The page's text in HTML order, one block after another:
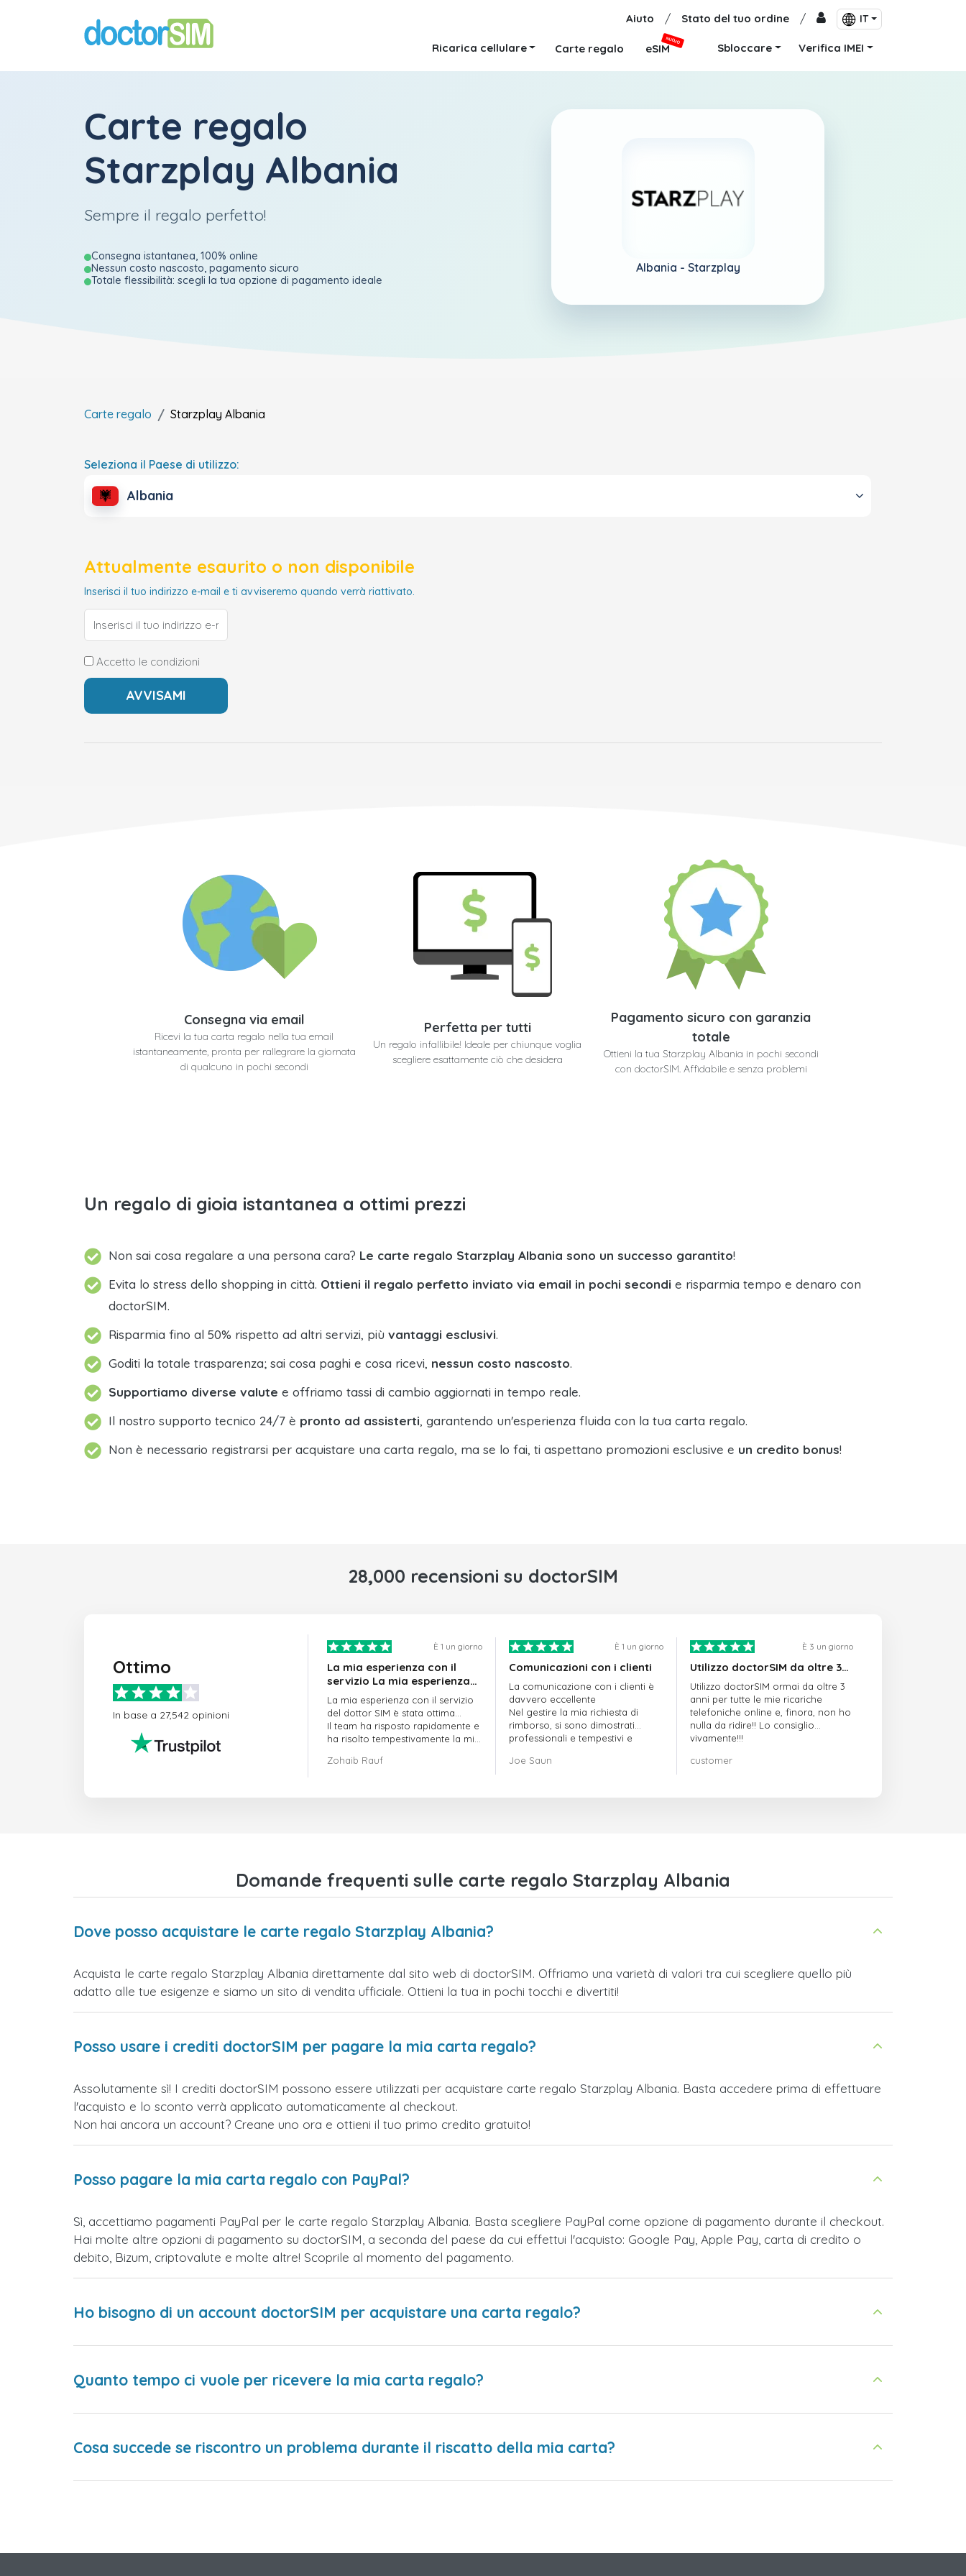
Aiuto / Stato del tuo ordine / IT
Ricarica cellulare Carte regalo eSIM
NUOVO
Sbloccare Verifica IMEI
Carte regalo
Starzplay Albania
Sempre il regalo perfetto!
Consegna istantanea, 100% online
Nessun costo nascosto, pagamento sicuro
Totale flessibilità: scegli la tua opzione di pagamento ideale
Albania - Starzplay
Carte regalo Starzplay Albania
Seleziona il Paese di utilizzo:
Albania
Attualmente esaurito o non disponibile
Inserisci il tuo indirizzo e-mail e ti avviseremo quando verrà riattivato.
Accetto le condizioni
Consegna via email
Ricevi la tua carta regalo nella tua email
istantaneamente, pronta per rallegrare la giornata
di qualcuno in pochi secondi
Perfetta per tutti
Un regalo infallibile! Ideale per chiunque voglia
scegliere esattamente ciò che desidera
Pagamento sicuro con garanzia
totale
Ottieni la tua Starzplay Albania in pochi secondi
con doctorSIM. Affidabile e senza problemi
Un regalo di gioia istantanea a ottimi prezzi
Non sai cosa regalare a una persona cara? Le carte regalo Starzplay Albania sono un successo garantito!
Evita lo stress dello shopping in città. Ottieni il regalo perfetto inviato via email in pochi secondi e risparmia tempo e denaro con
doctorSIM.
Risparmia fino al 50% rispetto ad altri servizi, più vantaggi esclusivi.
Goditi la totale trasparenza; sai cosa paghi e cosa ricevi, nessun costo nascosto.
Supportiamo diverse valute e offriamo tassi di cambio aggiornati in tempo reale.
Il nostro supporto tecnico 24/7 è pronto ad assisterti, garantendo un'esperienza fluida con la tua carta regalo.
Non è necessario registrarsi per acquistare una carta regalo, ma se lo fai, ti aspettano promozioni esclusive e un credito bonus!
28,000 recensioni su doctorSIM
Ottimo
In base a 27,542 opinioni
È 1 un giorno
La mia esperienza con il
servizio La mia esperienza
con il servizio offerto da
doctorSIM è stata ottima.
La mia esperienza con il servizio
del dottor SIM è stata ottima...
Il team ha risposto rapidamente e
ha risolto tempestivamente la mia
Nel complesso, sono davvero
Zohaib Rauf
È 1 un giorno
Comunicazioni con i clienti
La comunicazione con i clienti è
davvero eccellente
Nel gestire la mia richiesta di
rimborso, si sono dimostrati
professionali e tempestivi e
Joe Saun
È 3 un giorno
Utilizzo doctorSIM da oltre 3…
Utilizzo doctorSIM ormai da oltre 3
anni per tutte le mie ricariche
telefoniche online e, finora, non ho
nulla da ridire!! Lo consiglio
vivamente!!!
customer
Domande frequenti sulle carte regalo Starzplay Albania
Dove posso acquistare le carte regalo Starzplay Albania?
Acquista le carte regalo Starzplay Albania direttamente dal sito web di doctorSIM. Offriamo una varietà di valori tra cui scegliere quello più
adatto alle tue esigenze e siamo un sito di vendita ufficiale. Ottieni la tua in pochi tocchi e divertiti!
Posso usare i crediti doctorSIM per pagare la mia carta regalo?
Assolutamente sì! I crediti doctorSIM possono essere utilizzati per acquistare carte regalo Starzplay Albania. Basta accedere prima di effettuare
l'acquisto e lo sconto verrà applicato automaticamente al checkout.
Non hai ancora un account? Creane uno ora e ottieni il tuo primo credito gratuito!
Posso pagare la mia carta regalo con PayPal?
Sì, accettiamo pagamenti PayPal per le carte regalo Starzplay Albania. Basta scegliere PayPal come opzione di pagamento durante il checkout.
Hai molte altre opzioni di pagamento su doctorSIM, a seconda del paese da cui effettui l'acquisto: Google Pay, Apple Pay, carta di credito o
debito, Bizum, criptovalute e molte altre! Scoprile al momento del pagamento.
Ho bisogno di un account doctorSIM per acquistare una carta regalo?
Quanto tempo ci vuole per ricevere la mia carta regalo?
Cosa succede se riscontro un problema durante il riscatto della mia carta?